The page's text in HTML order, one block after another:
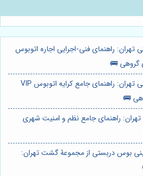
تهران: راهنمای فنی-اجرایی اجاره اتوبوس
⭐️ اتوبوس دربستی تهران: راهنمای جامع کرایه اتوبوس VIP
🚌
راهنمای جامع نظم و امنیت شهری
مینی بوس دربستی از مجموعۀ گشت تهران: